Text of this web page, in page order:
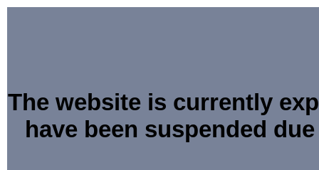
The website is currently
have been suspended